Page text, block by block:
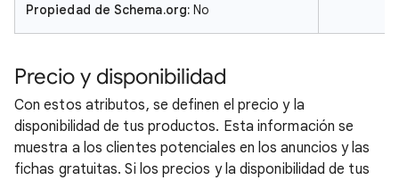
Propiedad de Schema.org:No
Precio y disponibilidad
Con estos atributos, se definen el precio y la
disponibilidad de tus productos. Esta información se
muestra a los clientes potenciales en los anuncios y las
fichas gratuitas. Si los precios y la disponibilidad de tus